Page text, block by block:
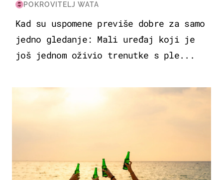
POKROVITELJ WATA
Kad su uspomene previše dobre za samo
jedno gledanje: Mali uređaj koji je
još jednom oživio trenutke s ple...